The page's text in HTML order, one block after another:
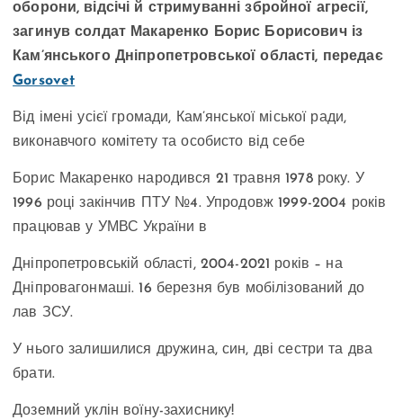
оборони, відсічі й стримуванні збройної агресії,
загинув солдат Макаренко Борис Борисович із
Кам’янського Дніпропетровської області, передає
Gorsovet
Від імені усієї громади, Кам’янської міської ради,
виконавчого комітету та особисто від себе
Борис Макаренко народився 21 травня 1978 року. У
1996 році закінчив ПТУ №4. Упродовж 1999-2004 років
працював у УМВС України в
Дніпропетровській області, 2004-2021 років – на
Дніпровагонмаші. 16 березня був мобілізований до
лав ЗСУ.
У нього залишилися дружина, син, дві сестри та два
брати.
Доземний уклін воїну-захиснику!